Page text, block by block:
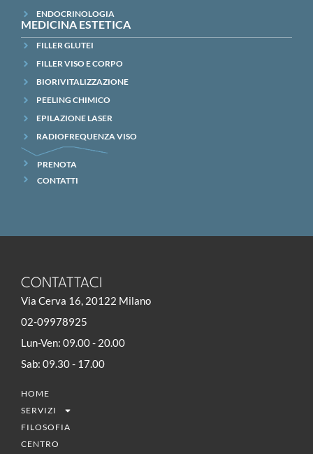
ENDOCRINOLOGIA
MEDICINA ESTETICA
FILLER GLUTEI
FILLER VISO E CORPO
BIORIVITALIZZAZIONE
PEELING CHIMICO
EPILAZIONE LASER
RADIOFREQUENZA VISO
PRENOTA
CONTATTI
CONTATTACI
Via Cerva 16, 20122 Milano
02-09978925
Lun-Ven: 09.00 - 20.00
Sab: 09.30 - 17.00
HOME
SERVIZI
FILOSOFIA
CENTRO